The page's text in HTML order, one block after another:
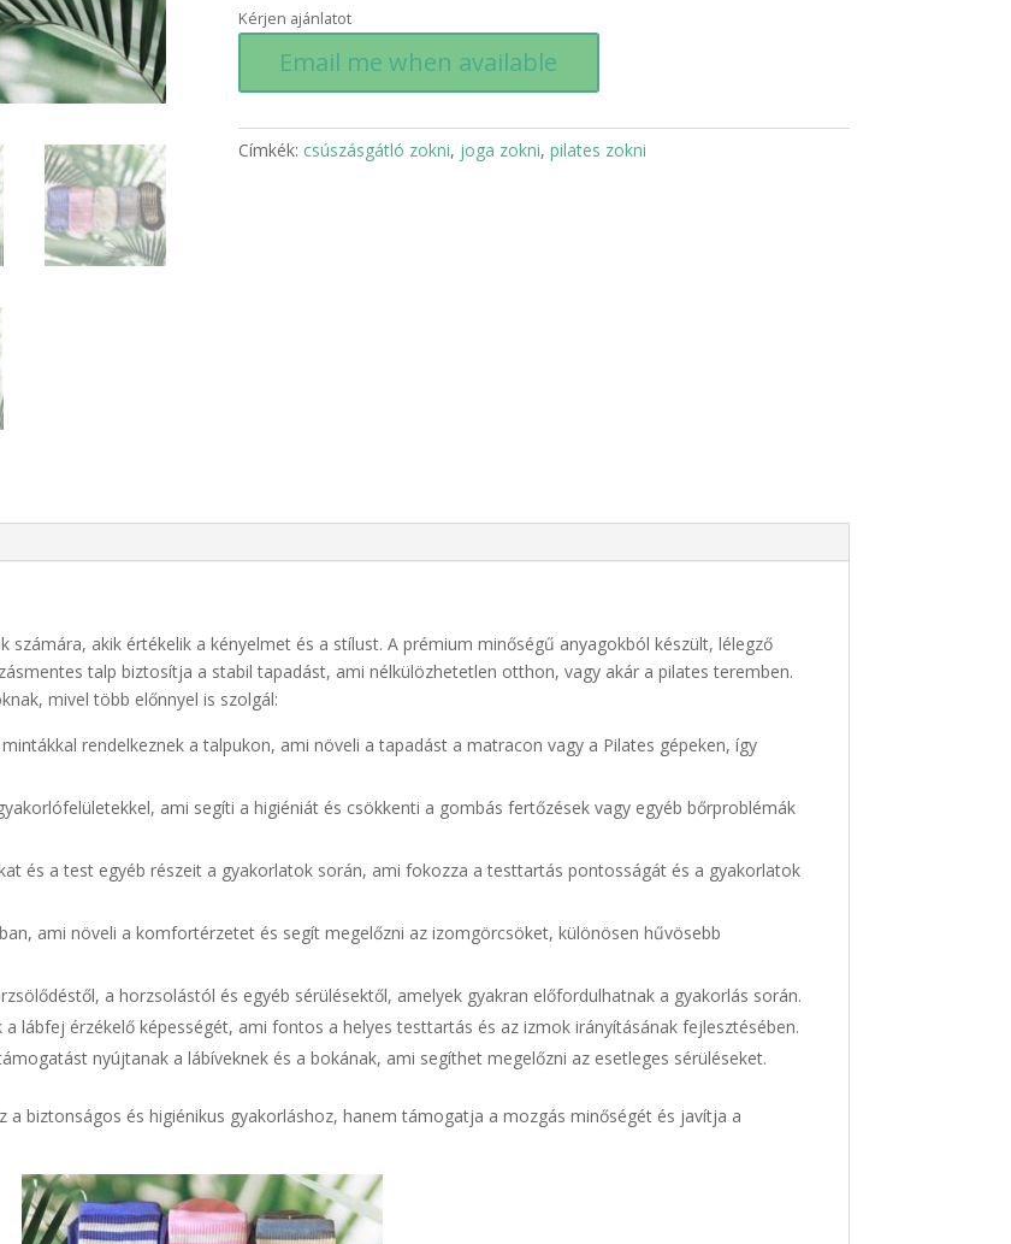
Kérjen ajánlatot
Email me when available
Címkék: csúszásgátló zokni, joga zokni, pilates zokni
számára, akik értékelik a kényelmet és a stílust. A prémium minőségű anyagokból készült, lélegző
talp biztosítja a stabil tapadást, ami nélkülözhetetlen otthon, vagy akár a pilates teremben.
mivel több előnnyel is szolgál:
rendelkeznek a talpukon, ami növeli a tapadást a matracon vagy a Pilates gépeken, így
ami segíti a higiéniát és csökkenti a gombás fertőzések vagy egyéb bőrproblémák
és a test egyéb részeit a gyakorlatok során, ami fokozza a testtartás pontosságát és a gyakorlatok
ami növeli a komfortérzetet és segít megelőzni az izomgörcsöket, különösen hűvösebb
a horzsolástól és egyéb sérülésektől, amelyek gyakran előfordulhatnak a gyakorlás során.
lábfej érzékelő képességét, ami fontos a helyes testtartás és az izmok irányításának fejlesztésében.
nyújtanak a lábíveknek és a bokának, ami segíthet megelőzni az esetleges sérüléseket.
a biztonságos és higiénikus gyakorláshoz, hanem támogatja a mozgás minőségét és javítja a